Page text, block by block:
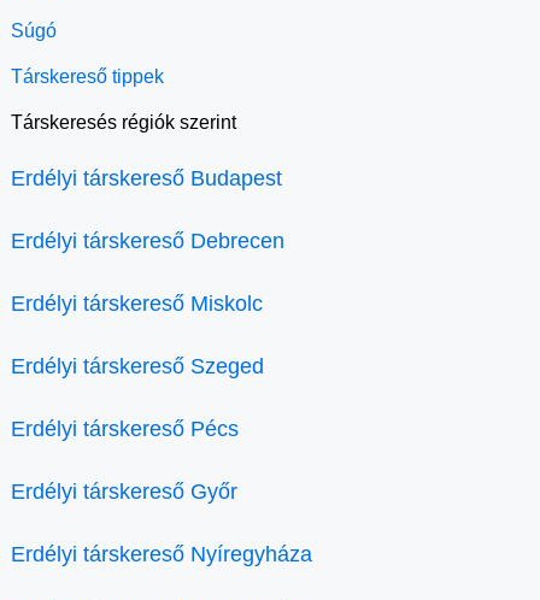
Súgó
Társkereső tippek
Társkeresés régiók szerint
Erdélyi társkereső Budapest
Erdélyi társkereső Debrecen
Erdélyi társkereső Miskolc
Erdélyi társkereső Szeged
Erdélyi társkereső Pécs
Erdélyi társkereső Győr
Erdélyi társkereső Nyíregyháza